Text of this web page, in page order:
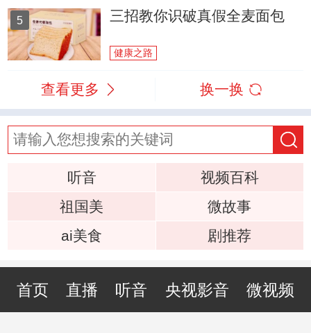
5 三招教你识破真假全麦面包
健康之路
查看更多 换一换
听音
视频百科
祖国美
微故事
ai美食
剧推荐
首页 直播 听音 央视影音 微视频